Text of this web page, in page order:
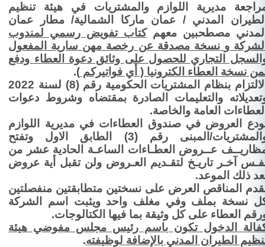
مديرية اللوازم والمشتريات في هيئة تنظيم
المدني / عمان ماركا الشمالية/ مطار عمان
مصطحبين معهمكتاب تفويض رسمي لمندوب
و نسخة مصدقة عن رخصة مهن سارية المفعول
التجاري للحصول على وثائق دعوة العطاء ودفع
نسخة العطاء الكترونيا ( أي فواتيركم ).
الالتزام بنظام المشتريات الحكومية رقم (8) لسنة 2022
والتعليمات الصادرة بمقتضاه وشروط دعوات
العامة والخاصة.
العروض في صندوق العطاءات في مديرية اللوازم
والمشتريات/المبنى رقم (3) الطابق الاول وتفتح
عــروض العطـاءات الساعـة الحادية عشر من
آخـر تاريـخ لتقـديم العـروض ولن تقبل أية عروض
ذلك الموعد.
المناقص العرض على نسختين متطابقتين منفصلتين
نسخة بملف وفي مغلف واحد ويثبت اسم الشركة
العطاء على كل وثيقة بما فيها الكتالوجات.
الدخول تكون باسم رئيس مجلس مفوضي هيئة
الطيران المدني بالإضافة لوظيفته.